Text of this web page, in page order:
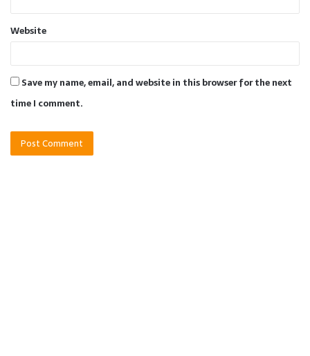
Website
Save my name, email, and website in this browser for the next
time I comment.